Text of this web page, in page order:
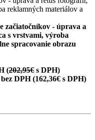
začiatočníkov - úprava a
s vrstvami, výroba
spracovanie obrazu
(202,95€ s DPH)
bez DPH(162,36€ s DPH)